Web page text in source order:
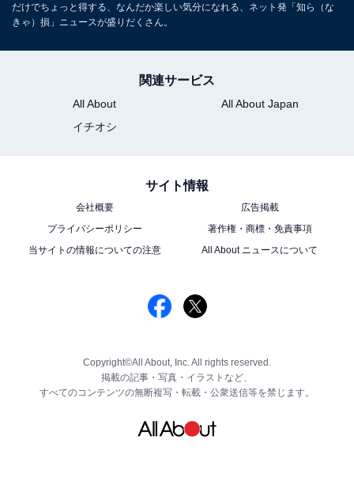
だけでちょっと得する、なんだか楽しい気分になれる、ネット発「知ら（な
きゃ）損」ニュースが盛りだくさん。
関連サービス
All About
All About Japan
イチオシ
サイト情報
会社概要
広告掲載
プライバシーポリシー
著作権・商標・免責事項
当サイトの情報についての注意
All About ニュースについて
Copyright©All About, Inc. All rights reserved.
掲載の記事・写真・イラストなど、
すべてのコンテンツの無断複写・転載・公衆送信等を禁じます。